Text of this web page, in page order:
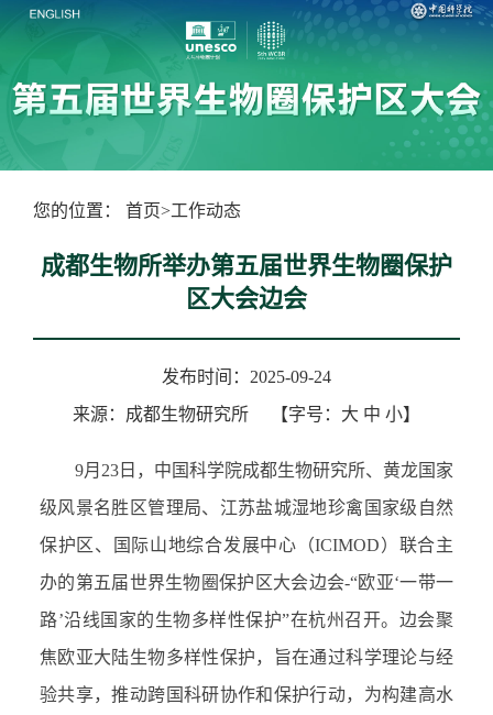
您的位置： 首页>工作动态
成都生物所举办第五届世界生物圈保护
区大会边会
发布时间：2025-09-24
来源：成都生物研究所
【字号： 大 中 小】
9月23日，中国科学院成都生物研究所、黄龙国家
级风景名胜区管理局、江苏盐城湿地珍禽国家级自然
保护区、国际山地综合发展中心（ICIMOD）联合主
办的第五届世界生物圈保护区大会边会-“欧亚‘一带一
路’沿线国家的生物多样性保护”在杭州召开。边会聚
焦欧亚大陆生物多样性保护，旨在通过科学理论与经
验共享，推动跨国科研协作和保护行动，为构建高水